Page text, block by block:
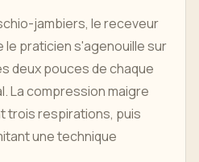
jambiers, le receveur
le praticien s'agenouille sur
deux pouces de chaque
La compression maigre
trois respirations, puis
une technique